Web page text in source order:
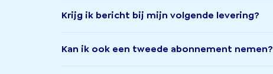
Krijg ik bericht bij mijn volgende levering?
Kan ik ook een tweede abonnement nemen?